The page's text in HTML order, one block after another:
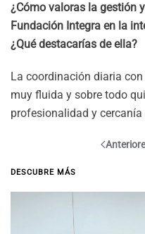
¿Cómo valoras la gestión
Fundación Integra en la
¿Qué destacarías de ella?
La coordinación diaria
muy fluida y sobre todo
profesionalidad y cercanía
DESCUBRE MÁS